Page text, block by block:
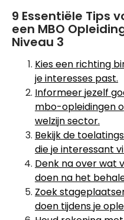
9 Essentiële Tips
een MBO
Niveau 3
Kies een richting
je interesses past.
Informeer jezelf
mbo-opleidingen
welzijn sector.
Bekijk de
die je interessant
Denk na over wat
doen na het
Zoek
doen tijdens je